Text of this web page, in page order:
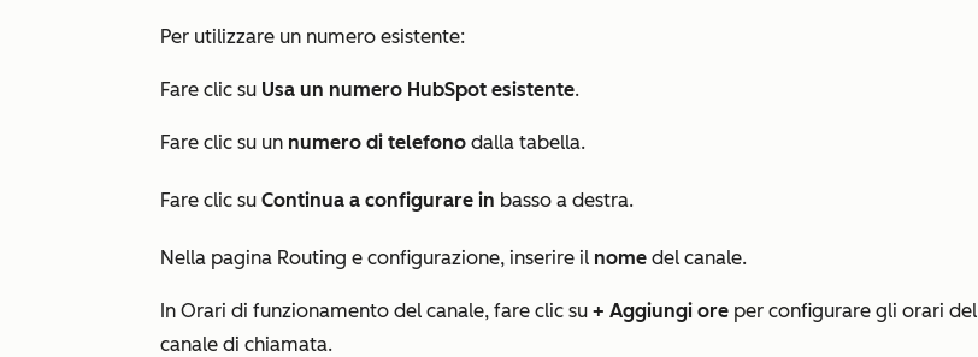
Per utilizzare un numero esistente:
Fare clic su Usa un numero HubSpot esistente.
Fare clic su un numero di telefono dalla tabella.
Fare clic su Continua a configurare in basso a destra.
Nella pagina Routing e configurazione, inserire il nome del canale.
In Orari di funzionamento del canale, fare clic su + Aggiungi ore per configurare gli orari del
canale di chiamata.